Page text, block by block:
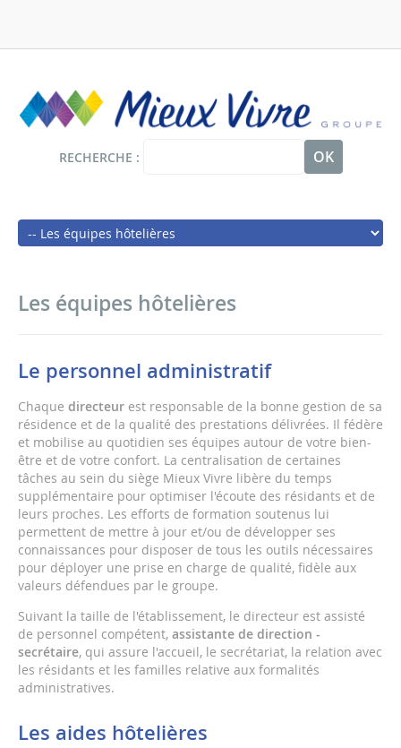
contenu
RECHERCHE
Main
Les équipes hôtelières
Le personnel administratif
Chaque directeur est responsable de la bonne gestion de sa
résidence et de la qualité des prestations délivrées. Il fédère
et mobilise au quotidien ses équipes autour de votre bien-
être et de votre confort. La centralisation de certaines
tâches au sein du siège Mieux Vivre libère du temps
supplémentaire pour optimiser l'écoute des résidants et de
leurs proches. Les efforts de formation soutenus lui
permettent de mettre à jour et/ou de développer ses
connaissances pour disposer de tous les outils nécessaires
pour déployer une prise en charge de qualité, fidèle aux
valeurs défendues par le groupe.
Suivant la taille de l'établissement, le directeur est assisté
de personnel compétent, assistante de direction -
secrétaire, qui assure l'accueil, le secrétariat, la relation avec
les résidants et les familles relative aux formalités
administratives.
Les aides hôtelières